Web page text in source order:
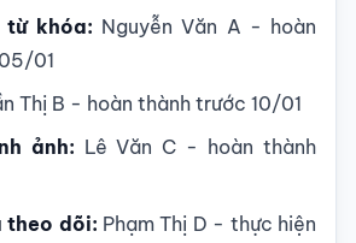
từ khóa: Nguyễn Văn A - hoàn
01
Thị B - hoàn thành trước 10/01
ảnh: Lê Văn C - hoàn thành
theo dõi: Phạm Thị D - thực hiện